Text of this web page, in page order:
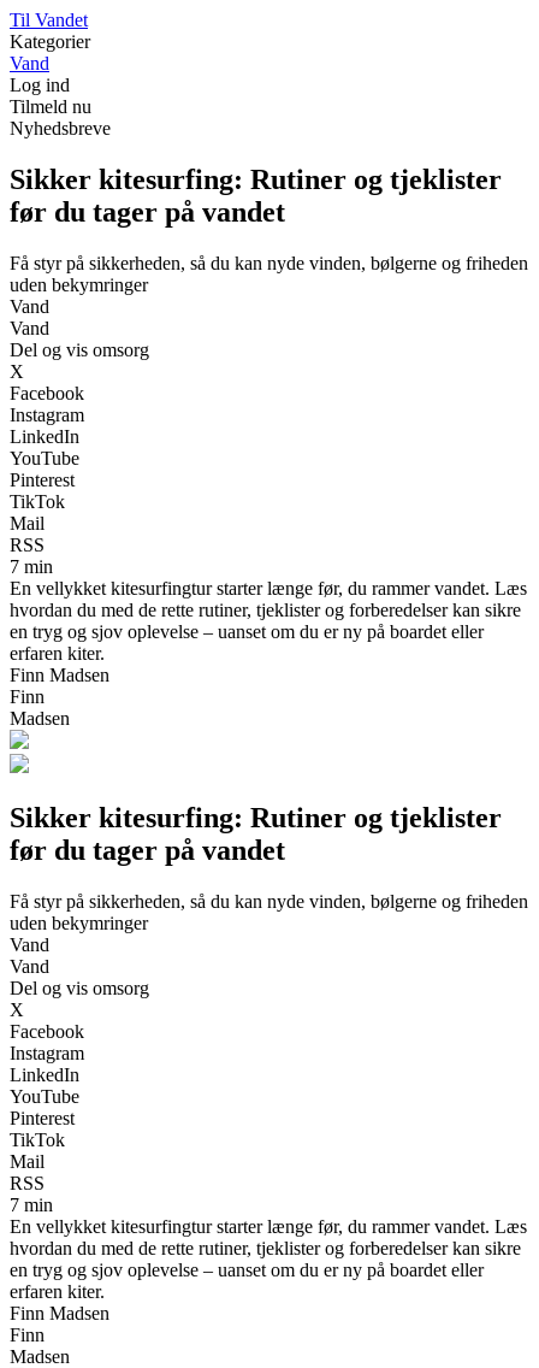
Til Vandet
Kategorier
Vand
Log ind
Tilmeld nu
Nyhedsbreve
Sikker kitesurfing: Rutiner og tjeklister
før du tager på vandet
Få styr på sikkerheden, så du kan nyde vinden, bølgerne og friheden
uden bekymringer
Vand
Vand
Del og vis omsorg
X
Facebook
Instagram
LinkedIn
YouTube
Pinterest
TikTok
Mail
RSS
7 min
En vellykket kitesurfingtur starter længe før, du rammer vandet. Læs
hvordan du med de rette rutiner, tjeklister og forberedelser kan sikre
en tryg og sjov oplevelse – uanset om du er ny på boardet eller
erfaren kiter.
Finn Madsen
Finn
Madsen
Sikker kitesurfing: Rutiner og tjeklister
før du tager på vandet
Få styr på sikkerheden, så du kan nyde vinden, bølgerne og friheden
uden bekymringer
Vand
Vand
Del og vis omsorg
X
Facebook
Instagram
LinkedIn
YouTube
Pinterest
TikTok
Mail
RSS
7 min
En vellykket kitesurfingtur starter længe før, du rammer vandet. Læs
hvordan du med de rette rutiner, tjeklister og forberedelser kan sikre
en tryg og sjov oplevelse – uanset om du er ny på boardet eller
erfaren kiter.
Finn Madsen
Finn
Madsen